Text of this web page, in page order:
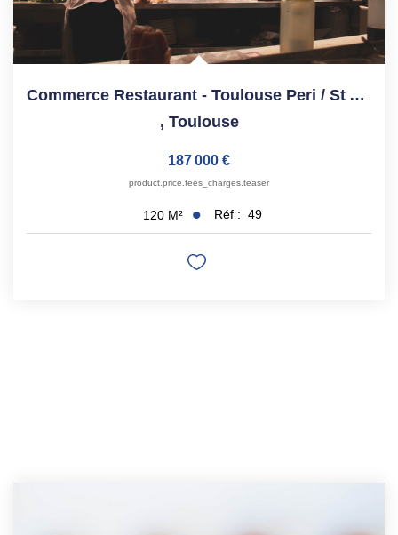
Commerce Restaurant - Toulouse Peri / St Aubin - 120 M²
, Toulouse
187 000 €
product.price.fees_charges.teaser
120 M² Réf : 49